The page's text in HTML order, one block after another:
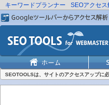
キーワードプランナー SEOアクセ
SEOTOOLSは、サイトのアクセスアップに